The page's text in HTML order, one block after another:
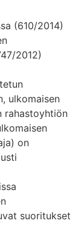
(610/2014)
2012)
ulkomaisen
rahastoyhtiön
on
suoritukset